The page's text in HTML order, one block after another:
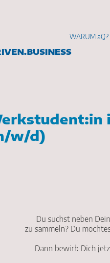
WARUM aQ?
w/d)
Du suchst neben
zu sammeln? Du
Dann bewirb Dich